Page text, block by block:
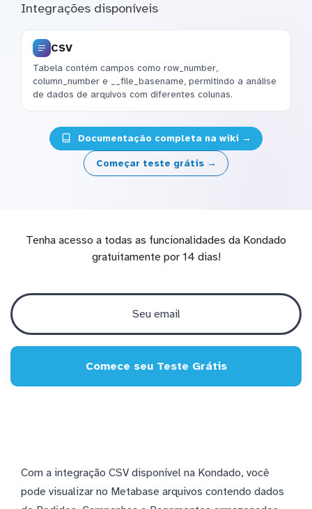
Integrações disponíveis
CSV
Tabela contém campos como row_number,
column_number e __file_basename, permitindo a análise
de dados de arquivos com diferentes colunas.
Documentação completa na wiki →
Começar teste grátis →
Tenha acesso a todas as funcionalidades da Kondado
gratuitamente por 14 dias!
Comece seu Teste Grátis
Com a integração CSV disponível na Kondado, você
pode visualizar no Metabase arquivos contendo dados